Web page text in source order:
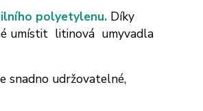
polyetylenu. Díky
umístit litinová umyvadla
snadno udržovatelné,